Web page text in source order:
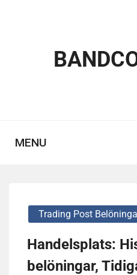
MENU
Trading Post
Handelsplats:
belöningar,